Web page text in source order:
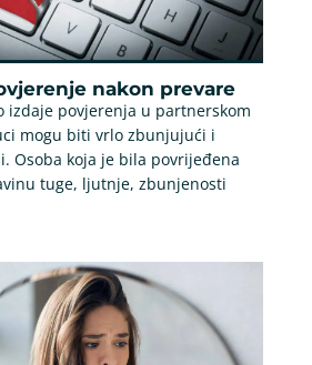
nakon prevare
izdaje povjerenja u partnerskom
mogu biti vrlo zbunjujući i
Osoba koja je bila povrijeđena
tuge, ljutnje, zbunjenosti